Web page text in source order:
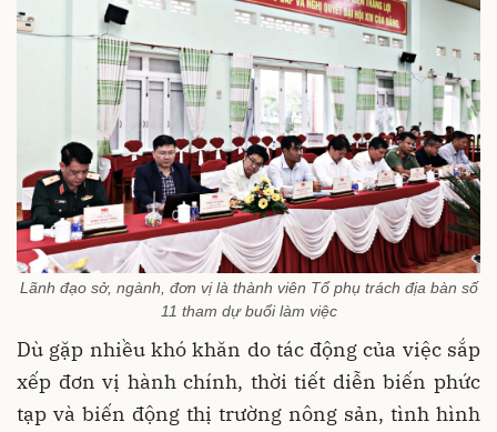
Lãnh đạo sở, ngành, đơn vị là thành viên Tổ phụ trách địa bàn số
11 tham dự buổi làm việc
Dù gặp nhiều khó khăn do tác động của việc sắp
xếp đơn vị hành chính, thời tiết diễn biến phức
tạp và biến động thị trường nông sản, tình hình